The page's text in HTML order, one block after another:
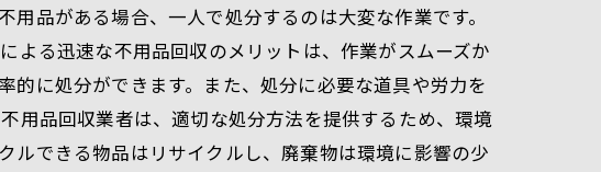
品がある場合、一人で処分するのは大変な作業です。
よる迅速な不用品回収のメリットは、作業がスムーズか
に処分ができます。また、処分に必要な道具や労力を
用品回収業者は、適切な処分方法を提供するため、環境
ルできる物品はリサイクルし、廃棄物は環境に影響の少